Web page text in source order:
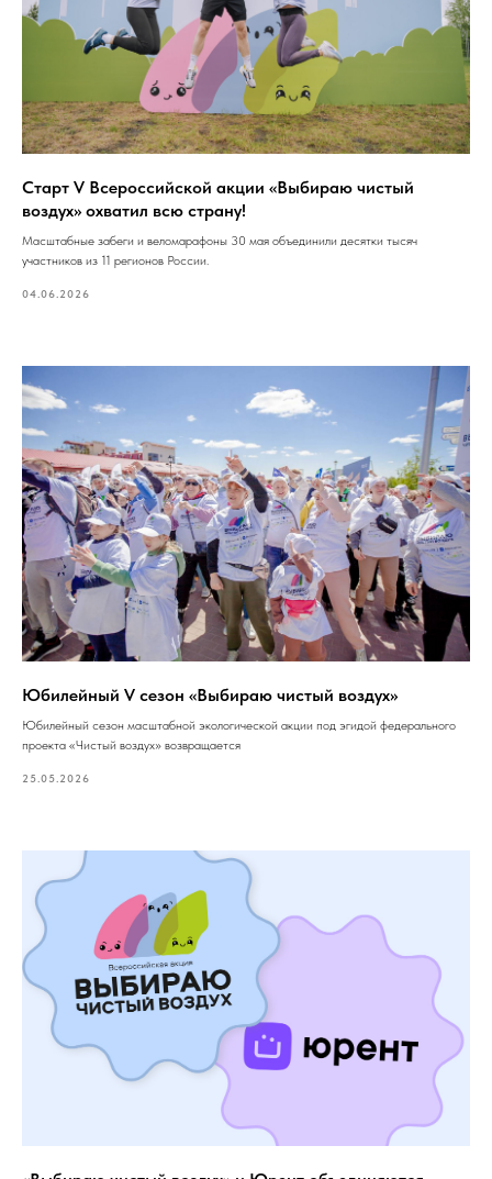
Старт V Всероссийской акции «Выбираю чистый
воздух» охватил всю страну!
Масштабные забеги и веломарафоны 30 мая объединили десятки тысяч
участников из 11 регионов России.
04.06.2026
Юбилейный V сезон «Выбираю чистый воздух»
Юбилейный сезон масштабной экологической акции под эгидой федерального
проекта «Чистый воздух» возвращается
25.05.2026